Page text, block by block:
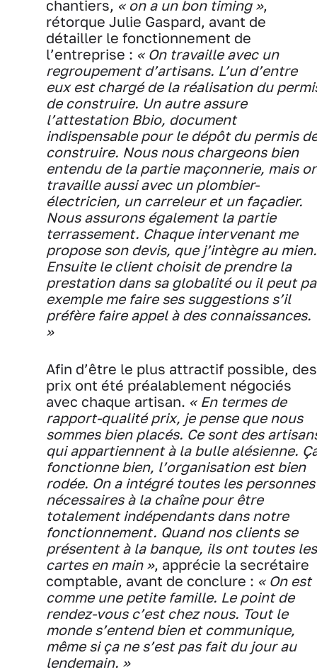
chantiers, « on a un bon timing »,
rétorque Julie Gaspard, avant de
détailler le fonctionnement de
l’entreprise : « On travaille avec un
regroupement d’artisans. L’un d’entre
eux est chargé de la réalisation du
de construire. Un autre assure
l’attestation Bbio, document
indispensable pour le dépôt du permis
construire. Nous nous chargeons bien
entendu de la partie maçonnerie, mais
travaille aussi avec un plombier-
électricien, un carreleur et un façadier.
Nous assurons également la partie
terrassement. Chaque intervenant me
propose son devis, que j’intègre au mien.
Ensuite le client choisit de prendre la
prestation dans sa globalité ou il peut
exemple me faire ses suggestions s’il
préfère faire appel à des connaissances.
»
Afin d’être le plus attractif possible, des
prix ont été préalablement négociés
avec chaque artisan. « En termes de
rapport-qualité prix, je pense que nous
sommes bien placés. Ce sont des
qui appartiennent à la bulle alésienne.
fonctionne bien, l’organisation est bien
rodée. On a intégré toutes les personnes
nécessaires à la chaîne pour être
totalement indépendants dans notre
fonctionnement. Quand nos clients se
présentent à la banque, ils ont toutes les
cartes en main », apprécie la secrétaire
comptable, avant de conclure : « On est
comme une petite famille. Le point de
rendez-vous c’est chez nous. Tout le
monde s’entend bien et communique,
même si ça ne s’est pas fait du jour au
lendemain. »